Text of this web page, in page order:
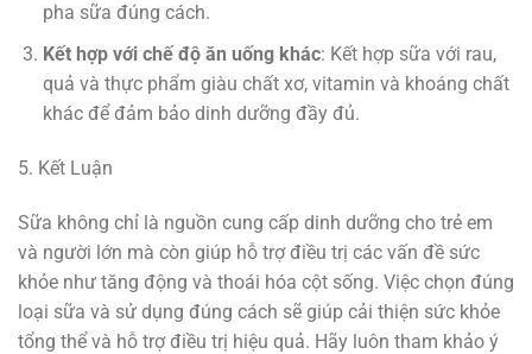
pha sữa đúng cách.
Kết hợp với chế độ ăn uống khác: Kết hợp sữa với rau,
quả và thực phẩm giàu chất xơ, vitamin và khoáng chất
khác để đảm bảo dinh dưỡng đầy đủ.
5. Kết Luận
Sữa không chỉ là nguồn cung cấp dinh dưỡng cho trẻ em
và người lớn mà còn giúp hỗ trợ điều trị các vấn đề sức
khỏe như tăng động và thoái hóa cột sống. Việc chọn đúng
loại sữa và sử dụng đúng cách sẽ giúp cải thiện sức khỏe
tổng thể và hỗ trợ điều trị hiệu quả. Hãy luôn tham khảo ý